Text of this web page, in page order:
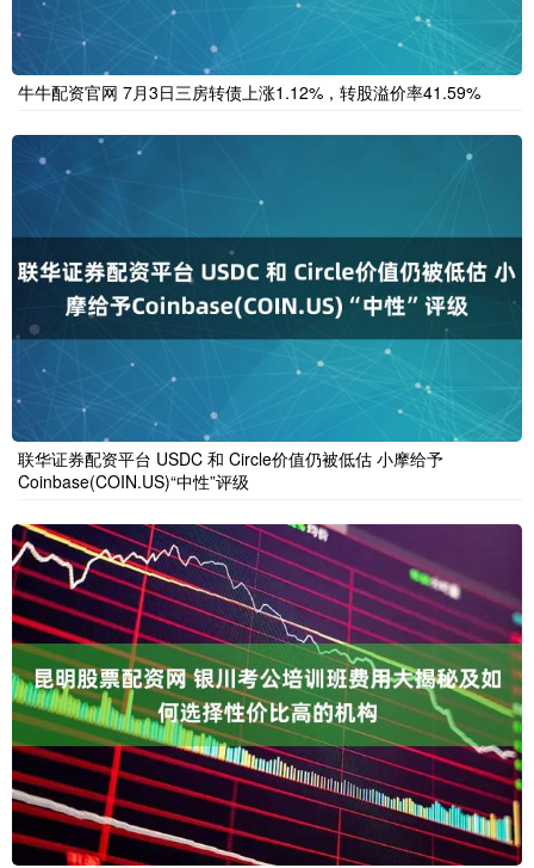
牛牛配资官网 7月3日三房转债上涨1.12%，转股溢价率41.59%
联华证券配资平台 USDC 和 Circle价值仍被低估 小摩给予
Coinbase(COIN.US)“中性”评级